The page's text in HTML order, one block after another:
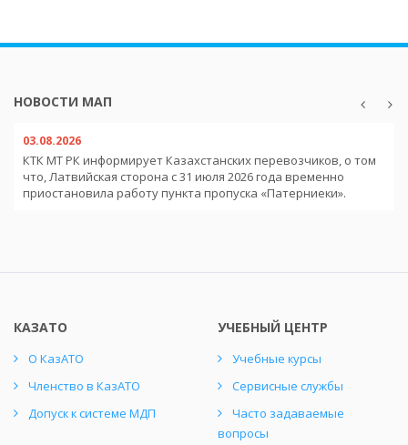
НОВОСТИ МАП
03.08.2026
КТК МТ РК информирует Казахстанских перевозчиков, о том
что, Латвийская сторона с 31 июля 2026 года временно
приостановила работу пункта пропуска «Патерниеки».
КАЗАТО
О КазАТО
Членство в КазАТО
Допуск к системе МДП
УЧЕБНЫЙ ЦЕНТР
Учебные курсы
Сервисные службы
Часто задаваемые
вопросы